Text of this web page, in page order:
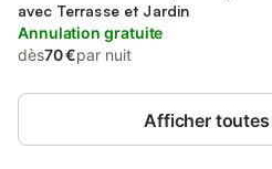
avec Terrasse et Jardin
Annulation gratuite
dès70 €par nuit
Afficher